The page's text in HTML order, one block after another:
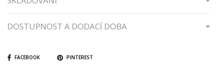
DOSTUPNOST A DODACÍ DOBA
FACEBOOK PINTEREST